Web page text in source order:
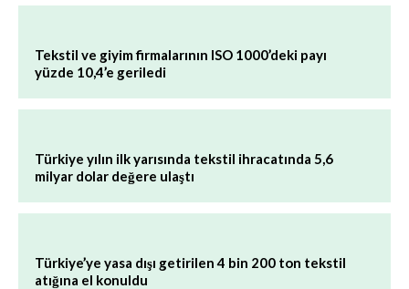
Tekstil ve giyim firmalarının ISO 1000’deki payı
yüzde 10,4’e geriledi
Türkiye yılın ilk yarısında tekstil ihracatında 5,6
milyar dolar değere ulaştı
Türkiye’ye yasa dışı getirilen 4 bin 200 ton tekstil
atığına el konuldu